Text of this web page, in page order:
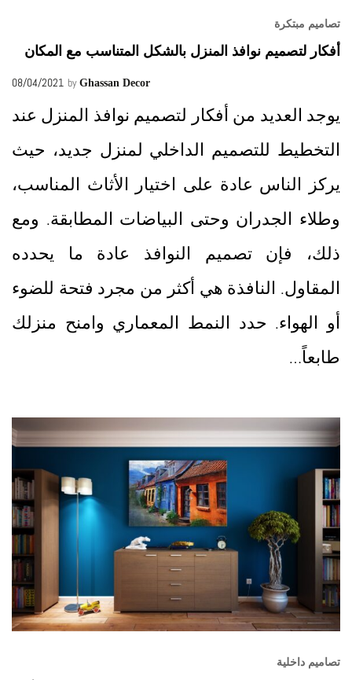
تصاميم مبتكرة
أفكار لتصميم نوافذ المنزل بالشكل المتناسب مع المكان
08/04/2021 by Ghassan Decor
يوجد العديد من أفكار لتصميم نوافذ المنزل عند
التخطيط للتصميم الداخلي لمنزل جديد، حيث
يركز الناس عادة على اختيار الأثاث المناسب،
وطلاء الجدران وحتى البياضات المطابقة. ومع
ذلك، فإن تصميم النوافذ عادة ما يحدده
المقاول. النافذة هي أكثر من مجرد فتحة للضوء
أو الهواء. حدد النمط المعماري وامنح منزلك
طابعاً…
تصاميم داخلية